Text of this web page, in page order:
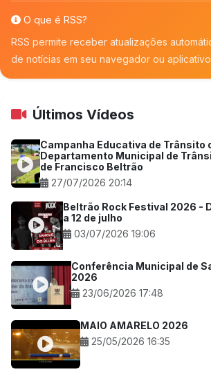
O que é RSS?
RSS permite receber atualizações
de notícias em seu navegador ou
Últimos Vídeos
Campanha Educativa de Trânsito
Departamento Municipal de
de Francisco Beltrão
27/07/2026 20:14
Beltrão Rock Festival 2026 -
a 12 de julho
03/07/2026 19:06
Conferência Municipal de
2026
23/06/2026 17:48
MAIO AMARELO 2026
25/05/2026 16:35